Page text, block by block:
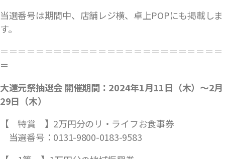
当選番号は期間中、店舗レジ横、卓上POPにも掲載しま
す。
＝＝＝＝＝＝＝＝＝＝＝＝＝＝＝＝＝＝＝＝＝＝＝＝＝
＝
大還元祭抽選会 開催期間：2024年1月11日（木）〜2月
29日（木）
【 特賞 】2万円分のリ・ライフお食事券
当選番号：0131-9800-0183-9583